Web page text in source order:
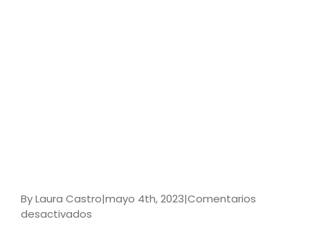
ByLaura Castro|mayo 4th, 2023|Comentarios
desactivados